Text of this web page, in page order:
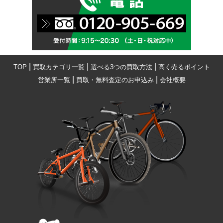
TOP 買取カテゴリ一覧 選べる3つの買取方法| 高く売るポイント
営業所一覧
買取・無料査定のお申込み| 会社概要